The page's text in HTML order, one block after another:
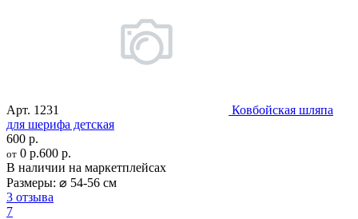
Арт. 1231
Ковбойская шляпа
для шерифа детская
600 р.
от 0 р.600 р.
В наличии на маркетплейсах
Размеры: ⌀ 54-56 см
3 отзыва
7